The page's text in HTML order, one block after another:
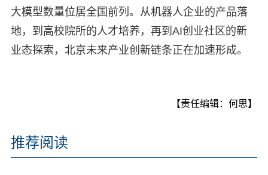
大模型数量位居全国前列。从机器人企业的产品落
地，到高校院所的人才培养，再到AI创业社区的新
业态探索，北京未来产业创新链条正在加速形成。
【责任编辑：何思】
推荐阅读